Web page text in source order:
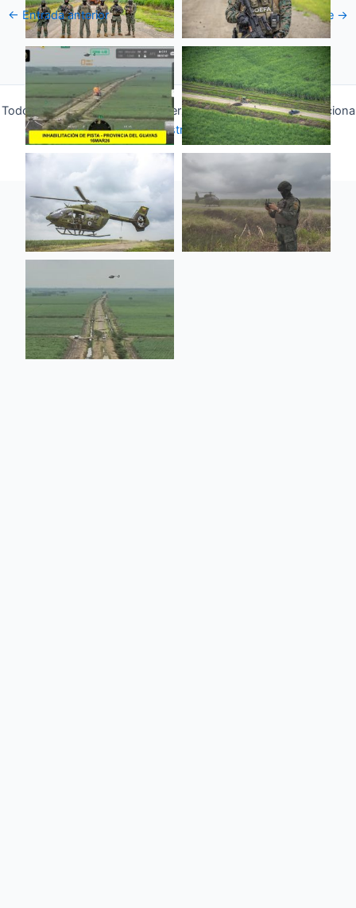
← Entrada anterior Entrada siguiente →
Todos los derechos © 2026 Fuerza Aérea Ecuatoriana | Funciona
gracias aTema Astra para WordPress